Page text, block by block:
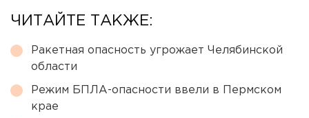
ЧИТАЙТЕ ТАКЖЕ:
Ракетная опасность угрожает Челябинской
области
Режим БПЛА-опасности ввели в Пермском
крае